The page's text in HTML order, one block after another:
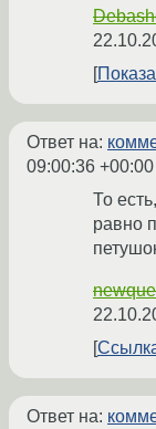
Ответ на:
09:00:36 +00:00
То
равно
Ответ на: